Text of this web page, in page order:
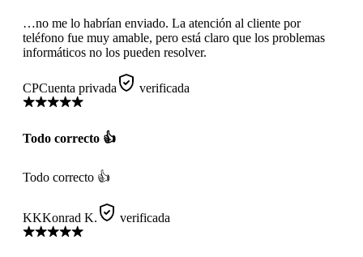
…no me lo habrían enviado. La atención al cliente por
teléfono fue muy amable, pero está claro que los problemas
informáticos no los pueden resolver.
CPCuenta privada verificada
Todo correcto 👍
Todo correcto 👍
KKKonrad K. verificada